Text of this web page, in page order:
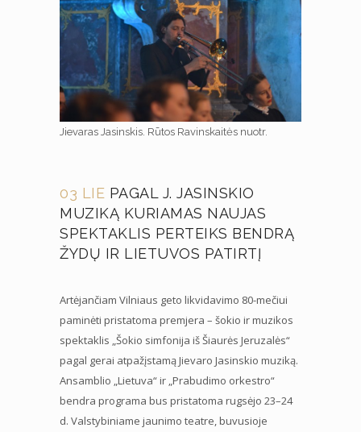
Jievaras Jasinskis. Rūtos Ravinskaitės nuotr.
03 LIE PAGAL J. JASINSKIO
MUZIKĄ KURIAMAS NAUJAS
SPEKTAKLIS PERTEIKS BENDRĄ
ŽYDŲ IR LIETUVOS PATIRTĮ
Artėjančiam Vilniaus geto likvidavimo 80-mečiui
paminėti pristatoma premjera – šokio ir muzikos
spektaklis „Šokio simfonija iš Šiaurės Jeruzalės“
pagal gerai atpažįstamą Jievaro Jasinskio muziką.
Ansamblio „Lietuva“ ir „Prabudimo orkestro“
bendra programa bus pristatoma rugsėjo 23–24
d. Valstybiniame jaunimo teatre, buvusioje